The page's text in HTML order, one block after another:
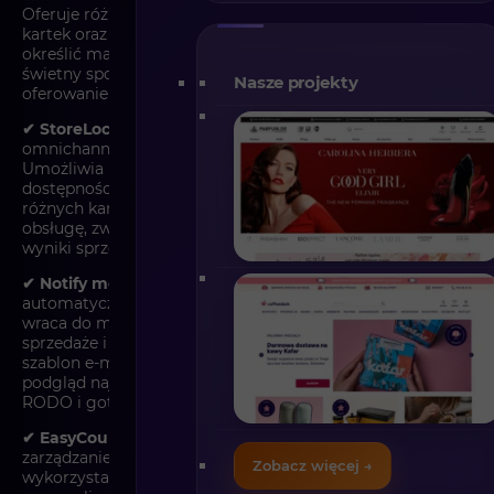
Nasze projekty
Zobacz więcej →
Oferuje różne wzory, opcję darmowych lub płatnych
kartek oraz limit znaków w wiadomości. Pozwala także
określić maksymalną liczbę kartek na zamówienie. To
świetny sposób na wyróżnienie się, zwiększenie konwersji i
oferowanie dodatkowej usługi klientom.
✔ StoreLocator
Shopware wspiera strategię
omnichannel, integrując sklepy fizyczne z e-commerce.
Umożliwia klientom lokalizowanie sklepów, sprawdzanie
dostępności produktów online i wygodne zakupy w
różnych kanałach. Dzięki temu marki zapewniają spójną
obsługę, zwiększając wygodę klientów i poprawiając
wyniki sprzedaży.
✔ Notify me
funkcja Back in Stock Notification
automatycznie wysyła e-mail do klientów, gdy produkt
wraca do magazynu. Pomaga odzyskać utracone
sprzedaże i zwiększyć konwersję. Oferuje personalizowany
szablon e-maila, dostęp do danych o produkcie oraz
podgląd najczęściej poszukiwanych pozycji. Jest zgodna z
RODO i gotowa do użytku w B2B.
✔ EasyCoupon
wtyczka umożliwia łatwe tworzenie i
zarządzanie kuponami rabatowymi z opcją wielokrotnego
wykorzystania do wyczerpania salda. Oferuje